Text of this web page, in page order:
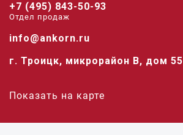
+7 (495) 843-50-93
Отдел продаж
info@ankorn.ru
г. Троицк, микрорайон В, дом 55
Показать на карте